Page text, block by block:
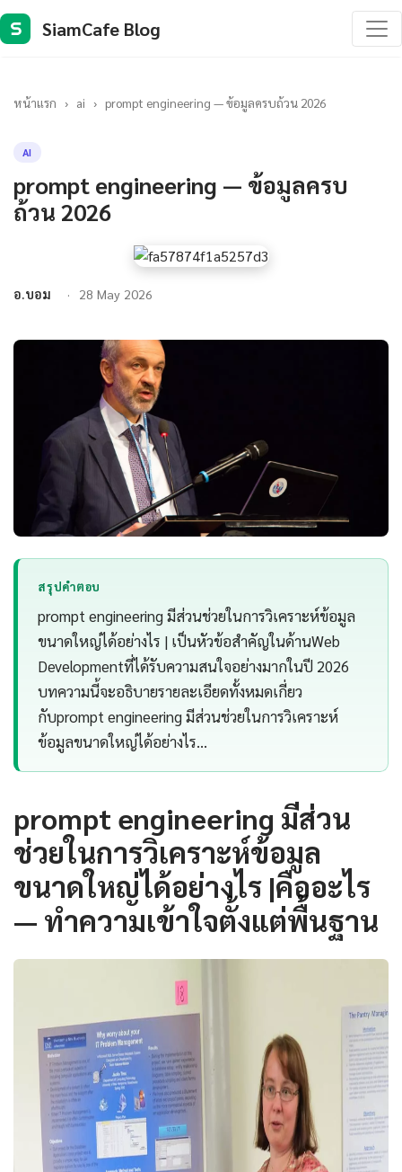
S SiamCafe Blog
หน้าแรก › ai › prompt engineering — ข้อมูลครบถ้วน 2026
AI
prompt engineering — ข้อมูลครบ
ถ้วน 2026
อ.บอม 28 May 2026
สรุปคำตอบ
prompt engineering มีส่วนช่วยในการวิเคราะห์ข้อมูล
ขนาดใหญ่ได้อย่างไร | เป็นหัวข้อสำคัญในด้านWeb
Developmentที่ได้รับความสนใจอย่างมากในปี 2026
บทความนี้จะอธิบายรายละเอียดทั้งหมดเกี่ยว
กับprompt engineering มีส่วนช่วยในการวิเคราะห์
ข้อมูลขนาดใหญ่ได้อย่างไร…
prompt engineering มีส่วน
ช่วยในการวิเคราะห์ข้อมูล
ขนาดใหญ่ได้อย่างไร |คืออะไร
— ทำความเข้าใจตั้งแต่พื้นฐาน